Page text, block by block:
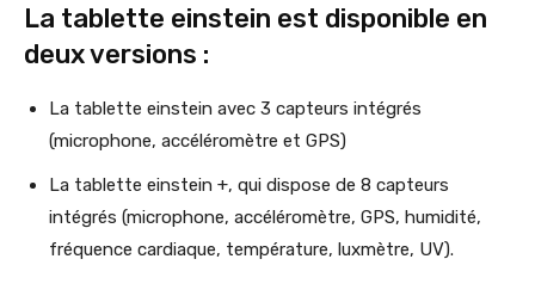
La tablette einstein est disponible en
deux versions :
La tablette einstein avec 3 capteurs intégrés
(microphone, accéléromètre et GPS)
La tablette einstein +, qui dispose de 8 capteurs
intégrés (microphone, accéléromètre, GPS, humidité,
fréquence cardiaque, température, luxmètre, UV).